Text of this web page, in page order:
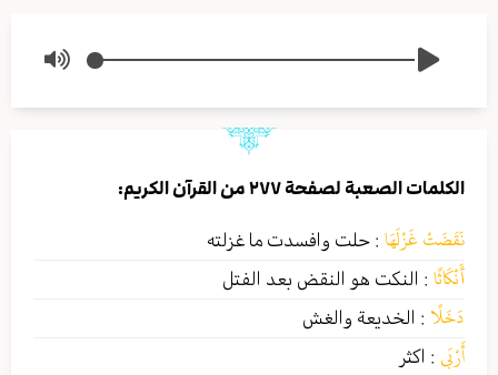
الكلمات الصعبة لصفحة ٢٧٧ من القرآن الكريم:
نَقَضَتْ غَزْلَهَا : حلت وافسدت ما غزلته
أَنْكَاثًا : النكت هو النقض بعد الفتل
دَخَلًا : الخديعة والغش
أَرْبَى : اكثر